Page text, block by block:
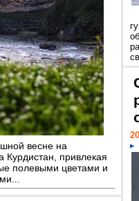
весне на
Курдистан, привлекая
полевыми цветами и